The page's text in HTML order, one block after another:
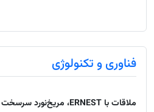
فناوری و تکنولوژی
ملاقات با ERNEST، مریخ‌نورد سرسخت نسل آینده ناسا